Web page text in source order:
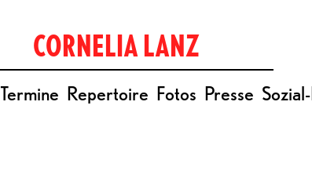
CORNELIA LANZ
Termine Repertoire Fotos Presse